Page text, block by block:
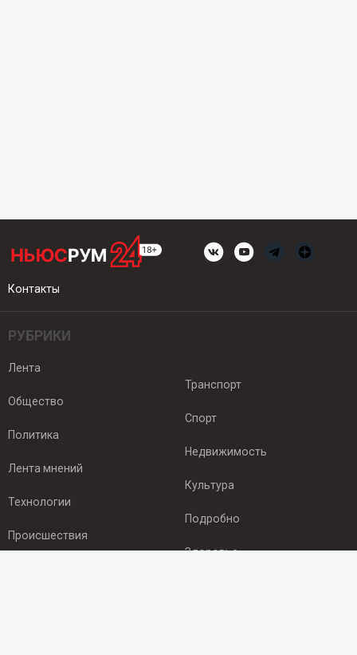
Контакты
РУБРИКИ
Лента
Общество
Политика
Лента мнений
Технологии
Происшествия
Транспорт
Спорт
Недвижимость
Культура
Подробно
Здоровье